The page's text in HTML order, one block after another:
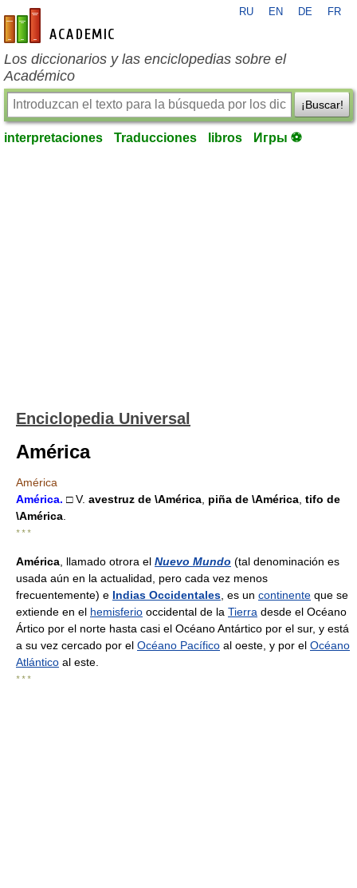
es-academic.com
RU EN DE FR
Los diccionarios y las enciclopedias sobre el
Académico
¡Buscar!
interpretaciones Traducciones libros Игры ⚽
Enciclopedia Universal
América
América
América. □ V. avestruz de \América piña de \América tifo de
\América
* * *
América , llamado otrora el Nuevo Mundo (tal denominación es
usada aún en la actualidad, pero cada vez menos
frecuentemente) e Indias Occidentales , es un continente que se
extiende en el hemisferio occidental de la Tierra desde el Océano
Ártico por el norte hasta casi el Océano Antártico por el sur, y está
a su vez cercado por el Océano Pacífico al oeste, y por el Océano
Atlántico al este.
* * *